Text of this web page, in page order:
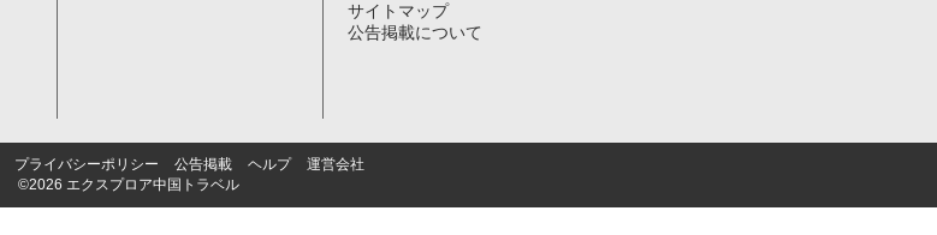
サイトマップ
公告掲載について
プライバシーポリシー 公告掲載 ヘルプ
運営会社
©2026 エクスプロア中国トラベル